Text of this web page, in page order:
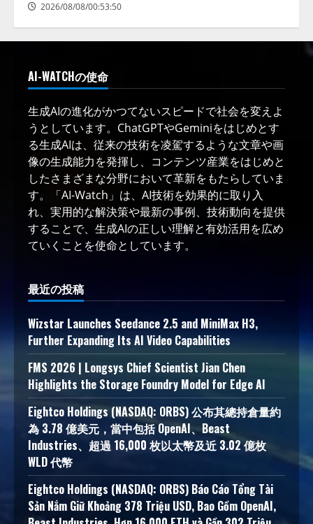
2026/08/08/00:53:50
AI-WATCHの使命
生成AIの進化がかつてないスピードで社会を変えよ
うとしています。ChatGPTやGeminiをはじめとす
る生成AIは、従来の技術を凌駕するような文章や画
像の生成能力を発揮し、コンテンツ産業をはじめと
したさまざまな分野において革新をもたらしていま
す。「AI-Watch」は、AI技術を効果的に取り入
れ、実用的な解決策や最新の事例、技術動向を提供
することで、生成AIの正しい理解と有効活用を広め
ていくことを使命としています。
最近の投稿
Wizstar Launches Seedance 2.5 and MiniMax H3,
Further Expanding Its AI Video Capabilities
FMS 2026 | Longsys Chief Scientist Jian Chen
Highlights the Storage Foundry Model for Edge AI
Eightco Holdings (NASDAQ: ORBS) 公布其總持倉量約
為 3.78 億美元，當中包括 OpenAI、Beast
Industries、超過 16,000 枚以太幣及近 3.02 億枚
WLD 代幣
Eightco Holdings (NASDAQ: ORBS) Báo Cáo Tổng Tài
Sản Nắm Giữ Khoảng 378 Triệu USD, Bao Gồm OpenAI,